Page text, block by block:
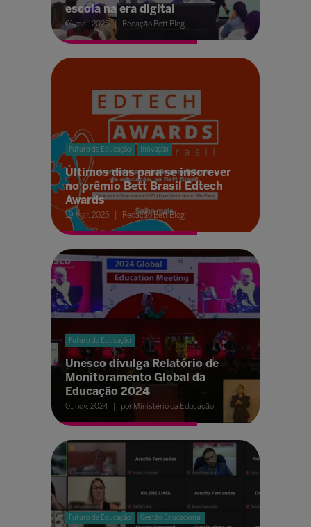
escola na era digital
01 mai. 2025 Redação Bett Blog
Futuro da Educação Inovação
Últimos dias para se inscrever
no prêmio Bett Brasil Edtech
Awards
19 mar. 2025 Redação Bett Blog
Futuro da Educação
Unesco divulga Relatório de
Monitoramento Global da
Educação 2024
01 nov. 2024 por Ministério da Educação
Futuro da Educação Gestão Educacional